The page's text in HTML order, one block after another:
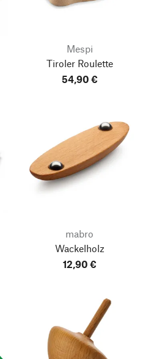
Mespi
Tiroler Roulette
54,90 €
mabro
Wackelholz
12,90 €